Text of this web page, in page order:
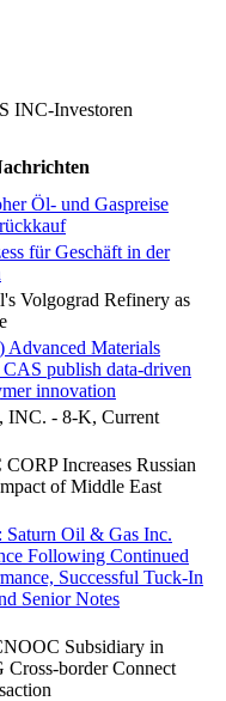
INC-Investoren
Öl- und Gaspreise
für Geschäft in der
Volgograd Refinery as
Advanced Materials
publish data-driven
innovation
- 8-K, Current
Increases Russian
of Middle East
Saturn Oil & Gas Inc.
Following Continued
Successful Tuck-In
Senior Notes
Subsidiary in
border Connect